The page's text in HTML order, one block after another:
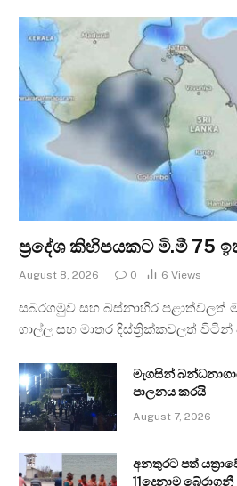
ප්‍රදේශ කිහිපයකට මි.මී 75
August 8, 2026 0 6 Views
සබරගමුව සහ බස්නාහිර පළාත්වලත්
ගාල්ල සහ මාතර දිස්ත්‍රික්කවලත්
මැගසින්
පාලනය කරයි
August 7, 2026
අනතුරට පත්
11දෙනාම බේරාගනී